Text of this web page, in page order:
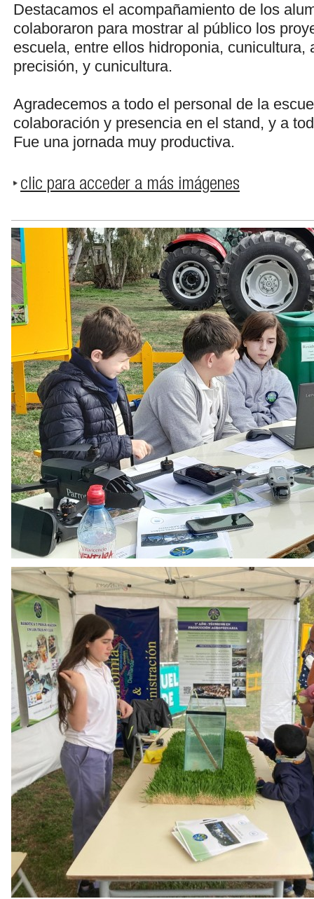
Destacamos el acompañamiento de los
colaboraron para mostrar al público los
escuela, entre ellos hidroponia, cunicultura,
precisión, y cunicultura.
Agradecemos a todo el personal de la
colaboración y presencia en el stand, y a
Fue una jornada muy productiva.
clic para acceder a más imágenes